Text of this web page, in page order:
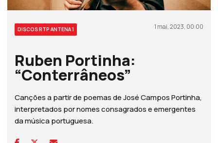
DISCOS RTP ANTENA 1 1 mai, 2023, 00:00
Ruben Portinha:
“Conterrâneos”
Canções a partir de poemas de José Campos Portinha,
interpretados por nomes consagrados e emergentes
da música portuguesa.